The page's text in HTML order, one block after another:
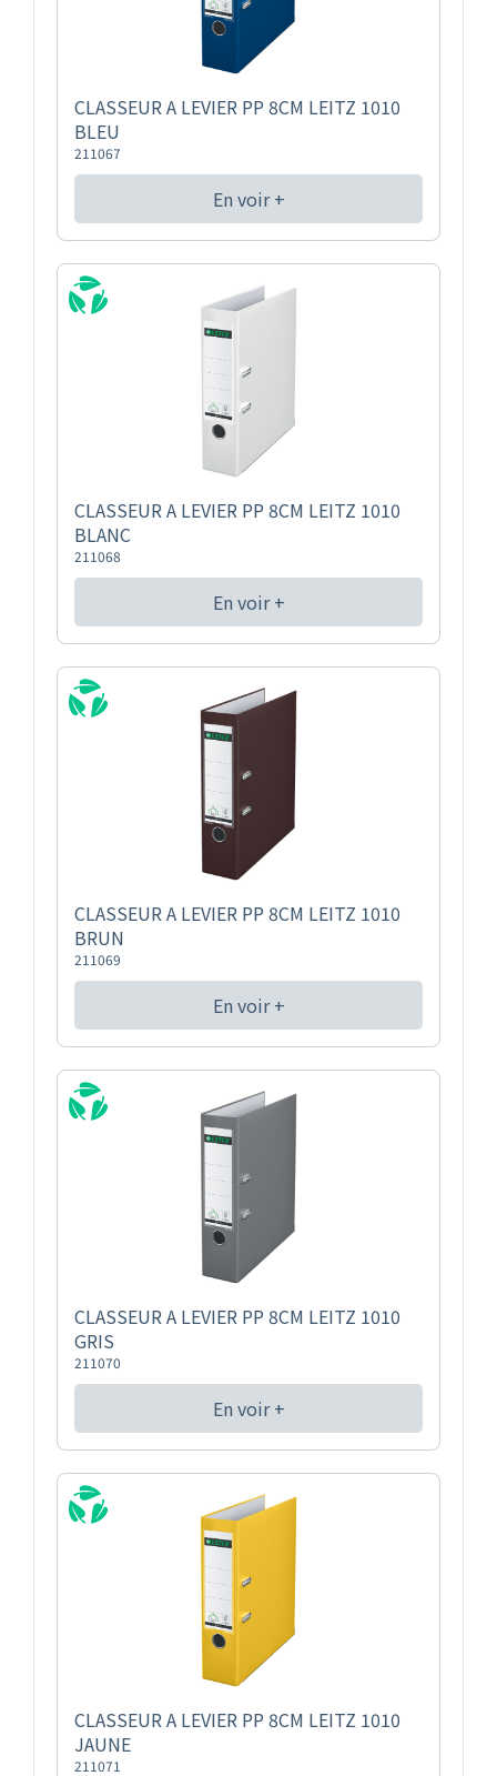
CLASSEUR A LEVIER PP 8CM LEITZ 1010
BLEU
211067
En voir +
CLASSEUR A LEVIER PP 8CM LEITZ 1010
BLANC
211068
En voir +
CLASSEUR A LEVIER PP 8CM LEITZ 1010
BRUN
211069
En voir +
CLASSEUR A LEVIER PP 8CM LEITZ 1010
GRIS
211070
En voir +
CLASSEUR A LEVIER PP 8CM LEITZ 1010
JAUNE
211071